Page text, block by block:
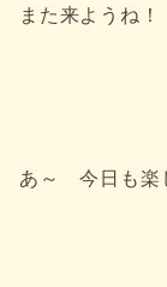
また来ようね！
あ～ 今日も楽